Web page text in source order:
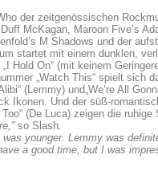
der zeitgenössischen
McKagan, Maroon Five’s
M Shadows und der
startet mit einem dunklen,
Hold On“ (mit keinem
„Watch This“ spielt sich
(Lemmy) und„We’re All
Ikonen. Und der süß-
(De Luca) zeigen die
so Slash.
younger. Lemmy was
a good time, but I was